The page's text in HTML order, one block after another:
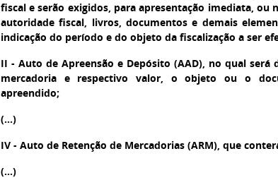
fiscal e serão exigidos, para apresentação imediata, ou
autoridade fiscal, livros, documentos e demais
indicação do período e do objeto da fiscalização a ser
II - Auto de Apreensão e Depósito (AAD), no qual
mercadoria e respectivo valor, o objeto ou o
apreendido;
(...)
IV - Auto de Retenção de Mercadorias (ARM), que
(...)